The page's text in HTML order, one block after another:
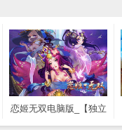
恋姬无双电脑版_【独立